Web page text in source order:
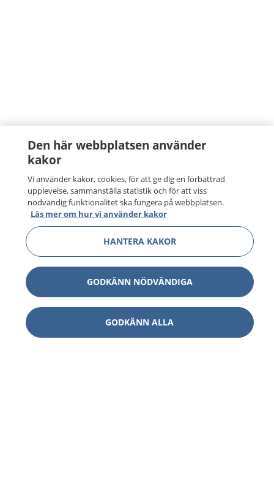
Den här webbplatsen använder
kakor
Vi använder kakor, cookies, för att ge dig en förbättrad
upplevelse, sammanställa statistik och för att viss
nödvändig funktionalitet ska fungera på webbplatsen.
Läs mer om hur vi använder kakor
HANTERA KAKOR
GODKÄNN NÖDVÄNDIGA
GODKÄNN ALLA